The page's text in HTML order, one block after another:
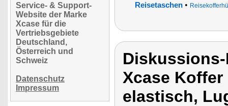
Service- & Support-
Website der Marke
Xcase für die
Vertriebsgebiete
Deutschland,
Österreich und
Schweiz
Datenschutz
Impressum
Reisetaschen •
Xcase
elastisch,